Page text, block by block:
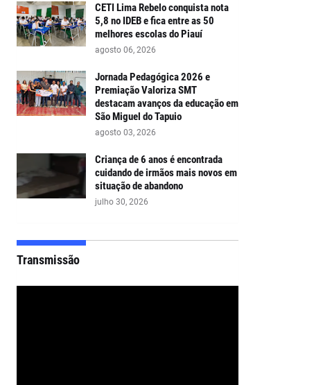
CETI Lima Rebelo conquista nota
5,8 no IDEB e fica entre as 50
melhores escolas do Piauí
agosto 06, 2026
Jornada Pedagógica 2026 e
Premiação Valoriza SMT
destacam avanços da educação em
São Miguel do Tapuio
agosto 03, 2026
Criança de 6 anos é encontrada
cuidando de irmãos mais novos em
situação de abandono
julho 30, 2026
Transmissão